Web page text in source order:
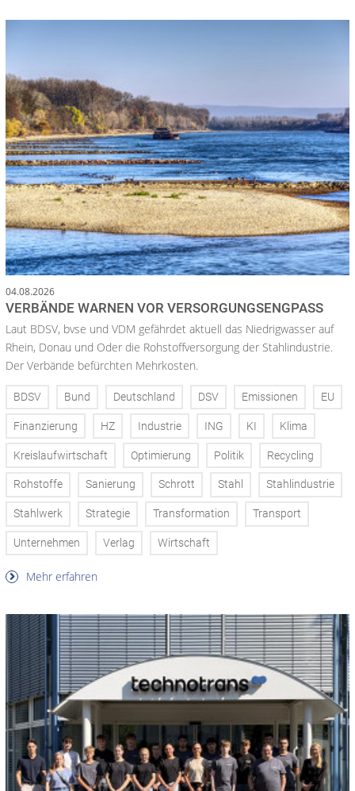
04.08.2026
VERBÄNDE WARNEN VOR VERSORGUNGSENGPASS
Laut BDSV, bvse und VDM gefährdet aktuell das Niedrigwasser auf
Rhein, Donau und Oder die Rohstoffversorgung der Stahlindustrie.
Der Verbände befürchten Mehrkosten.
BDSV Bund Deutschland DSV Emissionen EU
Finanzierung HZ Industrie ING KI Klima
Kreislaufwirtschaft Optimierung Politik Recycling
Rohstoffe Sanierung Schrott Stahl Stahlindustrie
Stahlwerk Strategie Transformation Transport
Unternehmen Verlag Wirtschaft
Mehr erfahren